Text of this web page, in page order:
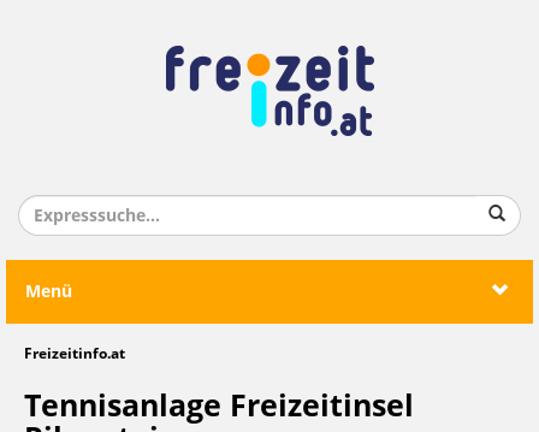
Menü
Freizeitinfo.at
Tennisanlage Freizeitinsel